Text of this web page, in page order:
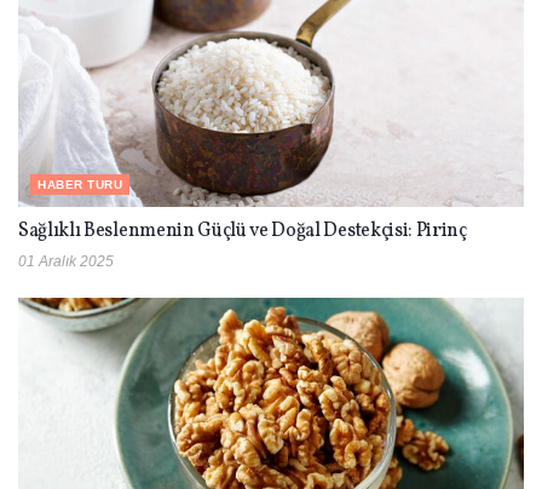
HABER TURU
Sağlıklı Beslenmenin Güçlü ve Doğal Destekçisi: Pirinç
01 Aralık 2025